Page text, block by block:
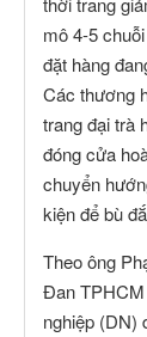
mô 4-5
đặt hàng
Các thương
trang đại trà
đóng cửa
chuyển
kiện để bù
Theo ông
Đan TPHCM
nghiệp (DN)